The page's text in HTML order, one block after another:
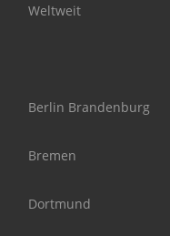
Weltweit
Berlin Brandenburg
Bremen
Dortmund